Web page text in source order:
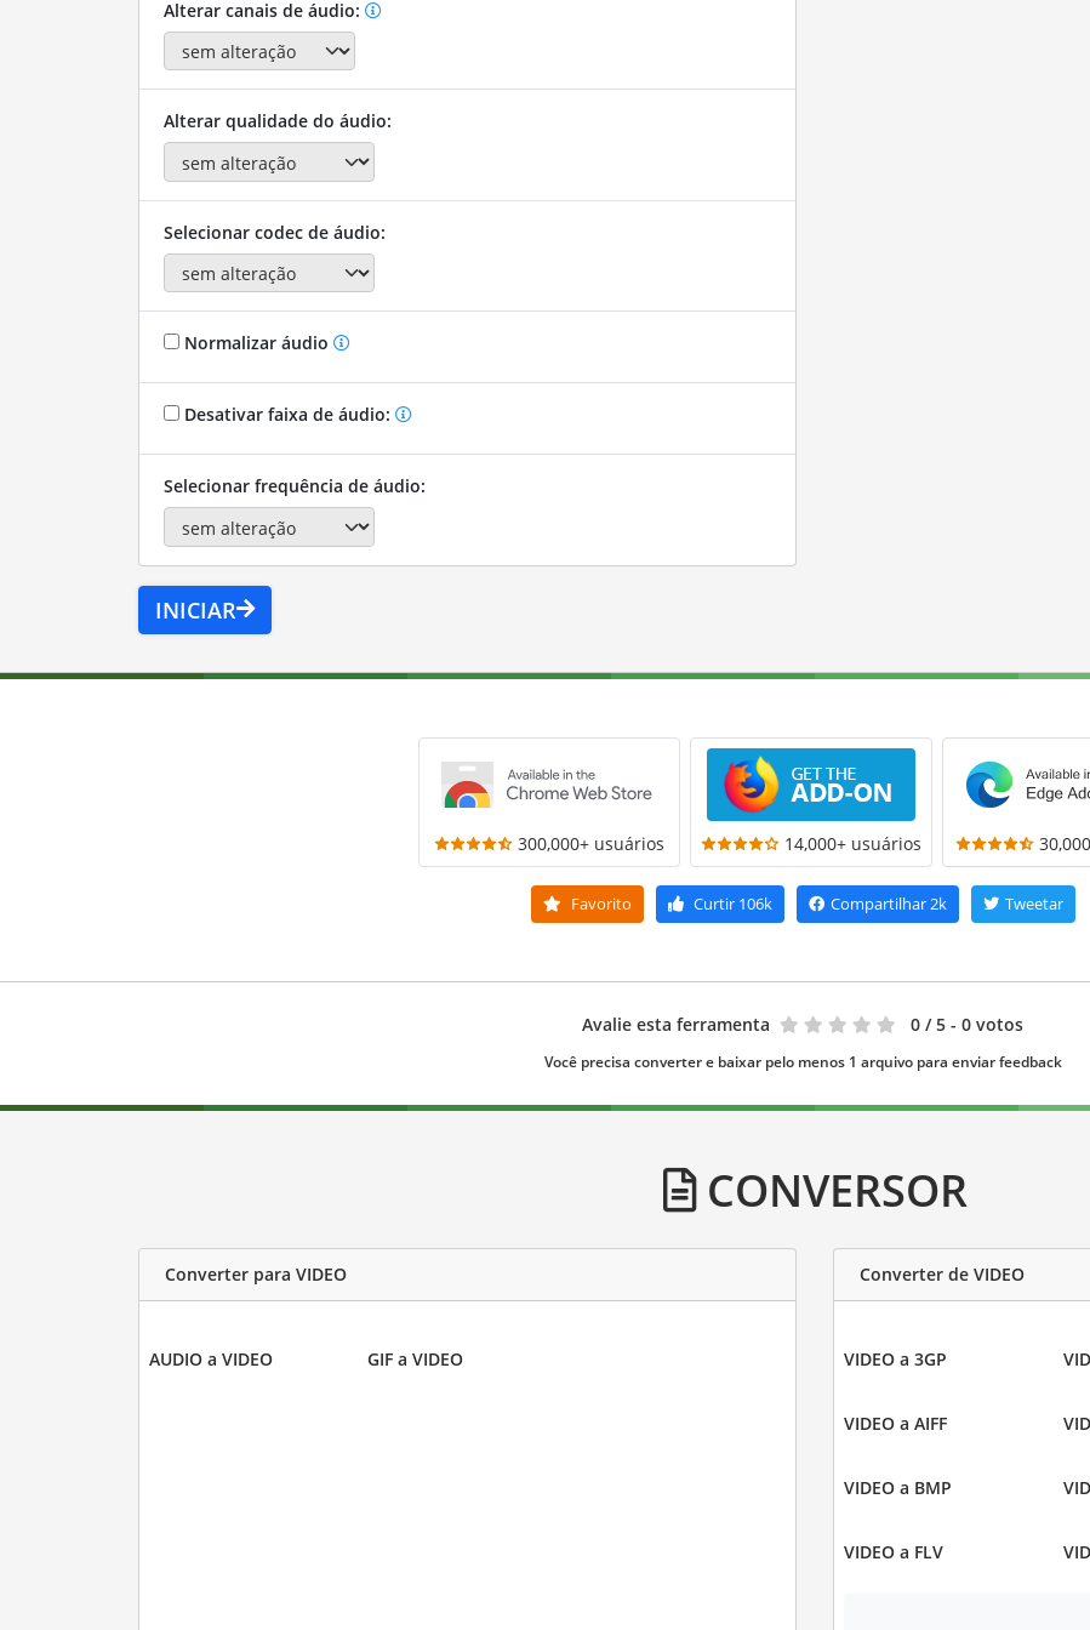
Alterar canais de áudio:
Alterar qualidade do áudio:
Selecionar codec de áudio:
Normalizar áudio
Desativar faixa de áudio:
Selecionar frequência de áudio:
INICIAR
300,000+ usuários 14,000+ usuários
Favorito Curtir106k Compartilhar2k Tweetar
Avalie esta ferramenta 0 / 5 - 0 votos
Você precisa converter e baixar pelo menos 1 arquivo para enviar feedback
CONVERSOR
Converter para VIDEO
AUDIO a VIDEO GIF a VIDEO
Converter de VIDEO
VIDEO a 3GP
VIDEO a AIFF
VIDEO a BMP
VIDEO a FLV